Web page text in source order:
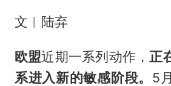
文︱陆弃
欧盟近期一系列动作，正
系进入新的敏感阶段。 5